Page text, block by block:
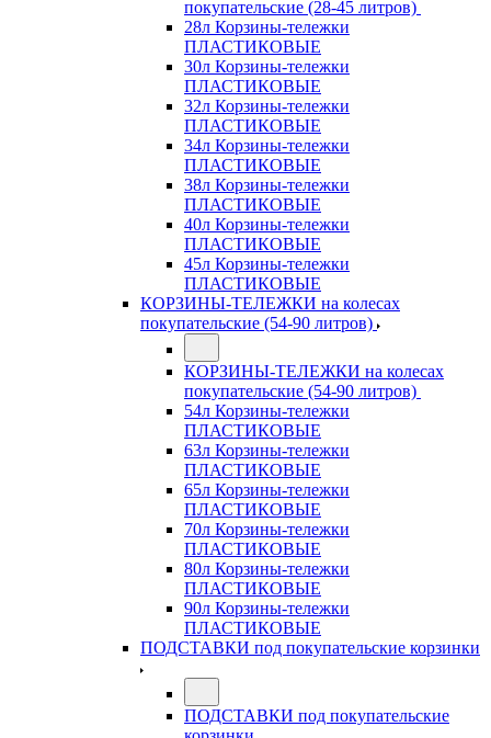
покупательские (28-45 литров)
28л Корзины-тележки
ПЛАСТИКОВЫЕ
30л Корзины-тележки
ПЛАСТИКОВЫЕ
32л Корзины-тележки
ПЛАСТИКОВЫЕ
34л Корзины-тележки
ПЛАСТИКОВЫЕ
38л Корзины-тележки
ПЛАСТИКОВЫЕ
40л Корзины-тележки
ПЛАСТИКОВЫЕ
45л Корзины-тележки
ПЛАСТИКОВЫЕ
КОРЗИНЫ-ТЕЛЕЖКИ на колесах
покупательские (54-90 литров)
КОРЗИНЫ-ТЕЛЕЖКИ на колесах
покупательские (54-90 литров)
54л Корзины-тележки
ПЛАСТИКОВЫЕ
63л Корзины-тележки
ПЛАСТИКОВЫЕ
65л Корзины-тележки
ПЛАСТИКОВЫЕ
70л Корзины-тележки
ПЛАСТИКОВЫЕ
80л Корзины-тележки
ПЛАСТИКОВЫЕ
90л Корзины-тележки
ПЛАСТИКОВЫЕ
ПОДСТАВКИ под покупательские корзинки
ПОДСТАВКИ под покупательские